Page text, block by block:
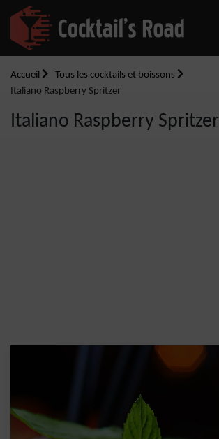
Accueil
Tous les cocktails et boissons
Italiano Raspberry Spritzer
Italiano Raspberry Spritzer